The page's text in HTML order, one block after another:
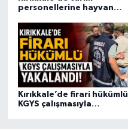
personellerine hayvan
eğitimi verildi
Kırıkkale’de firari hükümlü
KGYS çalışmasıyla